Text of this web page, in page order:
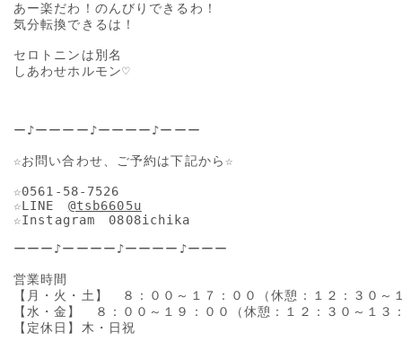
あー楽だわ！のんびりできるわ！
気分転換できるは！
セロトニンは別名
しあわせホルモン♡
ー♪ーーーー♪ーーーー♪ーーー
☆お問い合わせ、ご予約は下記から☆
☆0561-58-7526
☆LINE @tsb6605u
☆Instagram　0808ichika
ーーー♪ーーーー♪ーーーー♪ーーー
営業時間
【月・火・土】　８：００～１７：００（休憩：１２：３０～
【水・金】　８：００～１９：００（休憩：１２：３０～１３
【定休日】木・日祝